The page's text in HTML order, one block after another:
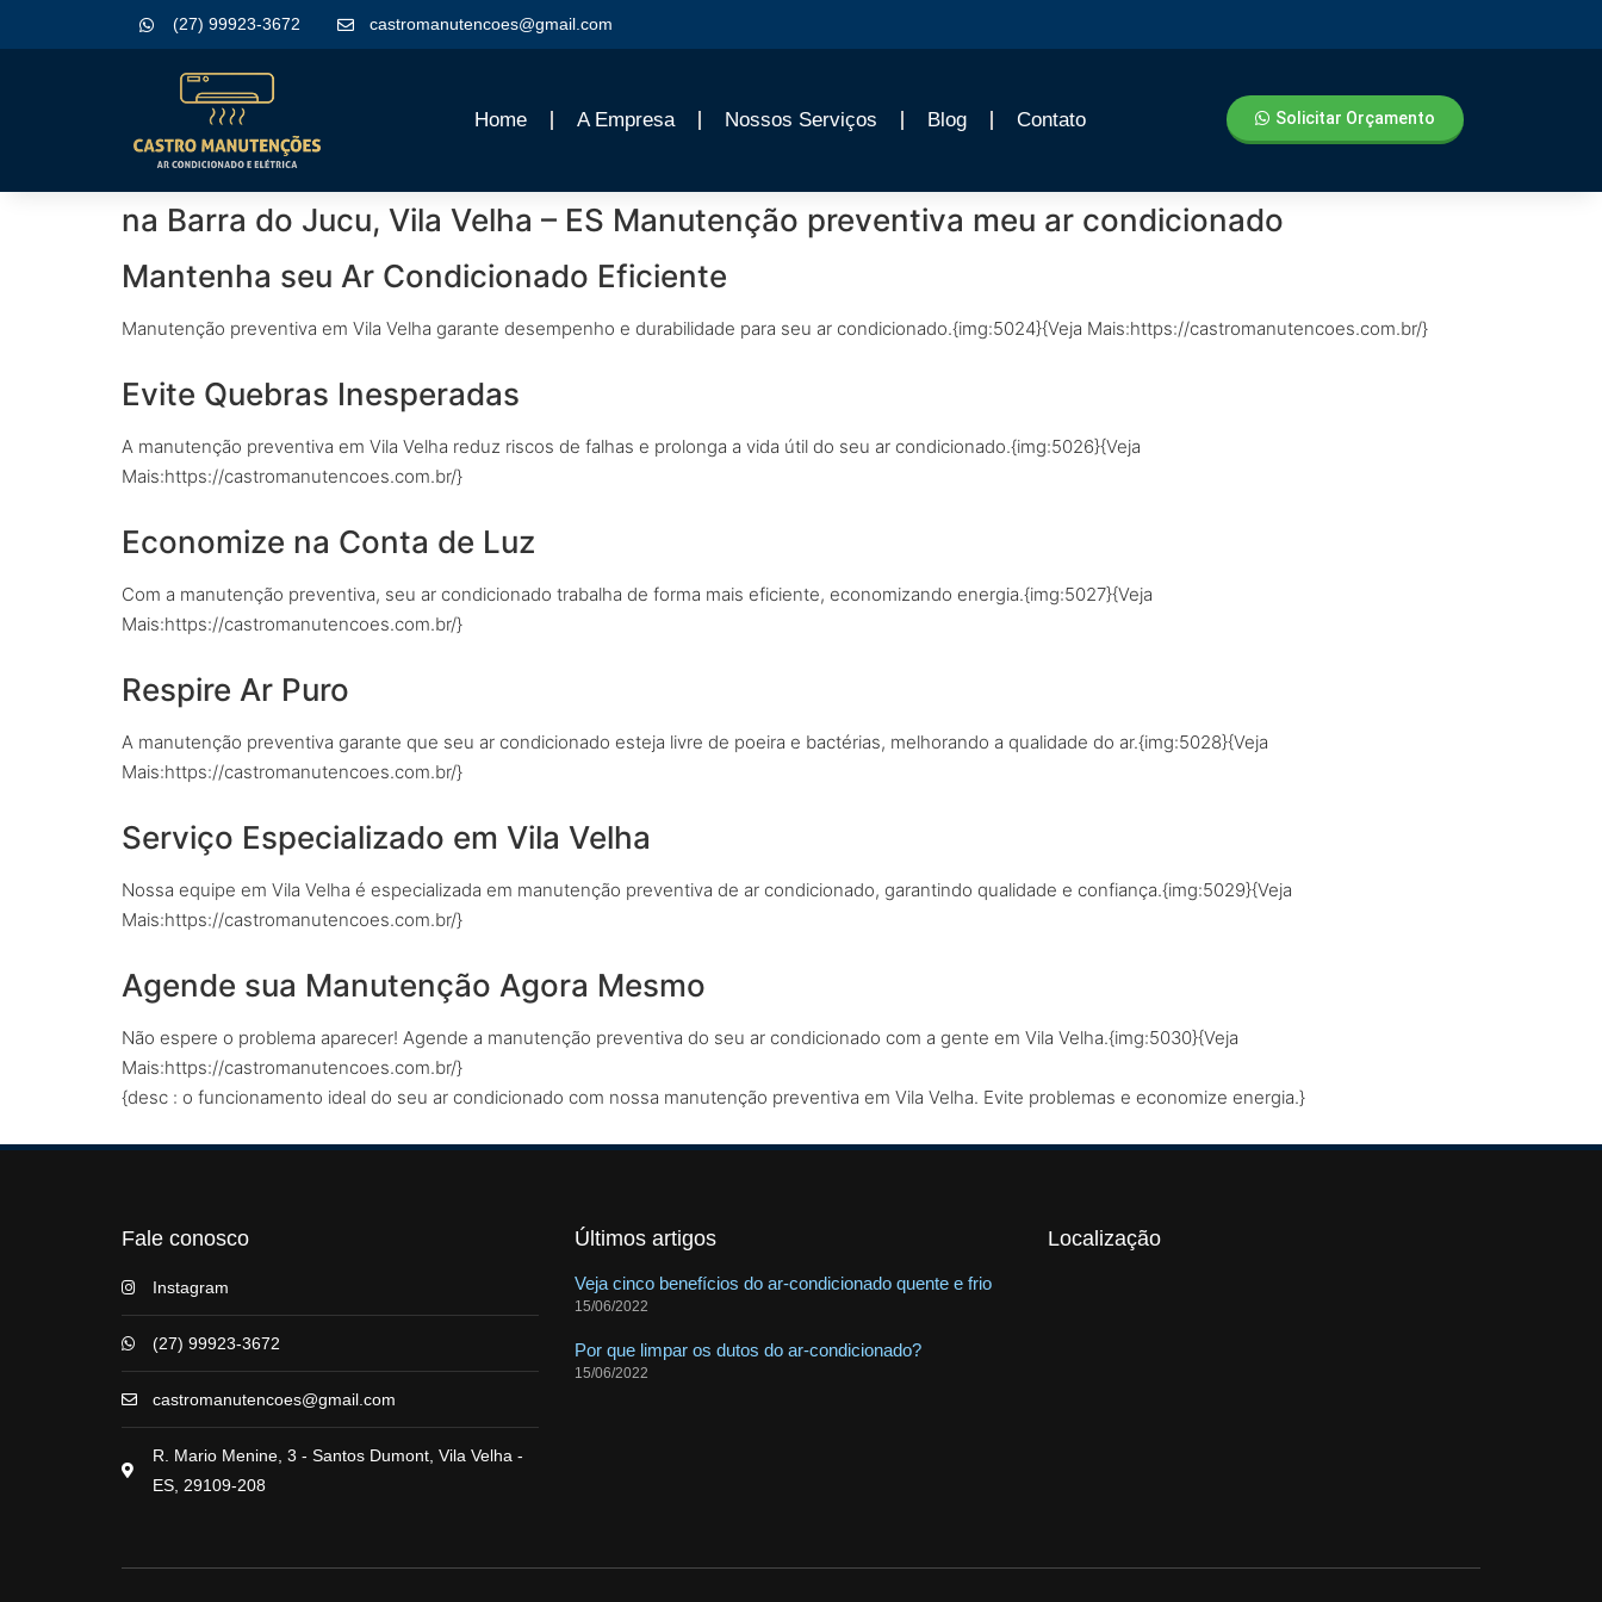
(27) 99923-3672 castromanutencoes@gmail.com
Home A Empresa Nossos Serviços Blog Contato Solicitar Orçamento
na Barra do Jucu, Vila Velha – ES Manutenção preventiva meu ar condicionado
Mantenha seu Ar Condicionado Eficiente
Manutenção preventiva em Vila Velha garante desempenho e durabilidade para seu ar condicionado.{img:5024}{Veja Mais:https://castromanutencoes.com.br/}
Evite Quebras Inesperadas
A manutenção preventiva em Vila Velha reduz riscos de falhas e prolonga a vida útil do seu ar condicionado.{img:5026}{Veja
Mais:https://castromanutencoes.com.br/}
Economize na Conta de Luz
Com a manutenção preventiva, seu ar condicionado trabalha de forma mais eficiente, economizando energia.{img:5027}{Veja
Mais:https://castromanutencoes.com.br/}
Respire Ar Puro
A manutenção preventiva garante que seu ar condicionado esteja livre de poeira e bactérias, melhorando a qualidade do ar.{img:5028}{Veja
Mais:https://castromanutencoes.com.br/}
Serviço Especializado em Vila Velha
Nossa equipe em Vila Velha é especializada em manutenção preventiva de ar condicionado, garantindo qualidade e confiança.{img:5029}{Veja
Mais:https://castromanutencoes.com.br/}
Agende sua Manutenção Agora Mesmo
Não espere o problema aparecer! Agende a manutenção preventiva do seu ar condicionado com a gente em Vila Velha.{img:5030}{Veja
Mais:https://castromanutencoes.com.br/}
{desc : o funcionamento ideal do seu ar condicionado com nossa manutenção preventiva em Vila Velha. Evite problemas e economize energia.}
Fale conosco
Instagram
(27) 99923-3672
castromanutencoes@gmail.com
R. Mario Menine, 3 - Santos Dumont, Vila Velha -
ES, 29109-208
Últimos artigos
Veja cinco benefícios do ar-condicionado quente e frio
15/06/2022
Por que limpar os dutos do ar-condicionado?
15/06/2022
Localização